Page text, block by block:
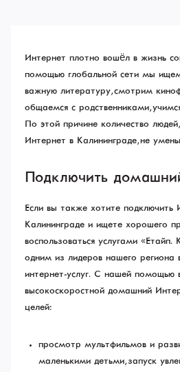
Интернет плотно вошёл в жизнь
помощью глобальной сети мы
важную литературу, смотрим
общаемся с родственниками,
По этой причине количество
Интернет в Калининграде, не
Подключить
Если вы также хотите подключить
Калининграде и ищете хорошего
воспользоваться услугами «Етайп».
одним из лидеров нашего региона
интернет-услуг. С нашей помощью
высокоскоростной домашний
целей:
просмотр мультфильмов и
маленькими детьми, запуск